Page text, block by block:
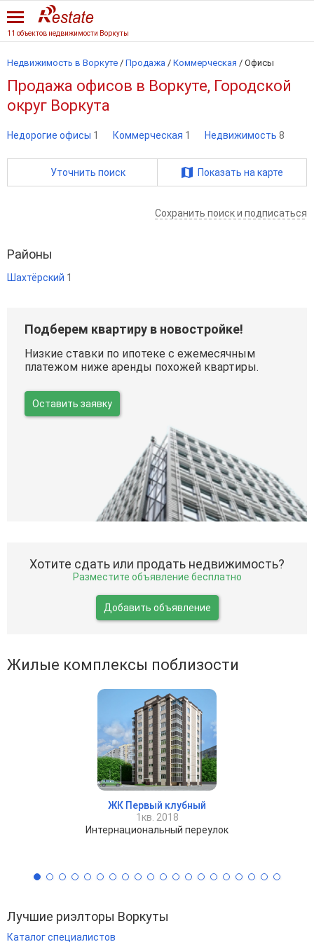
11 объектов недвижимости Воркуты
Недвижимость в Воркуте / Продажа / Коммерческая / Офисы
Продажа офисов в Воркуте, Городской
округ Воркута
Недорогие офисы 1 Коммерческая 1 Недвижимость 8
Уточнить поиск Показать на карте
Сохранить поиск и подписаться
Районы
Шахтёрский 1
Подберем квартиру в новостройке!
Низкие ставки по ипотеке с ежемесячным
платежом ниже аренды похожей квартиры.
Оставить заявку
Хотите сдать или продать недвижимость?
Разместите объявление бесплатно
Добавить объявление
Жилые комплексы поблизости
ЖК Первый клубный
1кв. 2018
Интернациональный переулок
Лучшие риэлторы Воркуты
Каталог специалистов